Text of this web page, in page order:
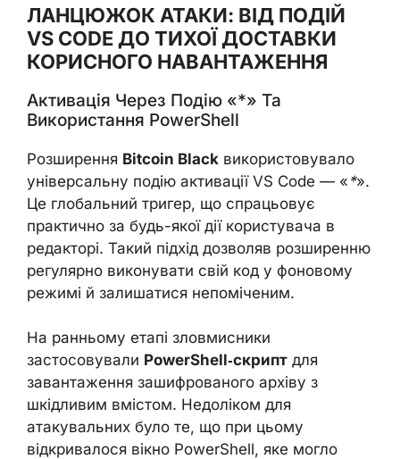
ЛАНЦЮЖОК АТАКИ: ВІД ПОДІЙ
VS CODE ДО ТИХОЇ ДОСТАВКИ
КОРИСНОГО НАВАНТАЖЕННЯ
Активація Через Подію «*» Та
Використання PowerShell
Розширення Bitcoin Black використовувало
універсальну подію активації VS Code — « *».
Це глобальний тригер, що спрацьовує
практично за будь-якої дії користувача в
редакторі. Такий підхід дозволяв розширенню
регулярно виконувати свій код у фоновому
режимі й залишатися непоміченим.
На ранньому етапі зловмисники
застосовували PowerShell‑скрипт для
завантаження зашифрованого архіву з
шкідливим вмістом. Недоліком для
атакувальних було те, що при цьому
відкривалося вікно PowerShell, яке могло